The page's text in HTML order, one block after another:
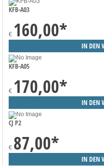
KFB-A03
€ 160,00*
KFB-A05
€ 170,00*
CJ P2
€ 87,00*